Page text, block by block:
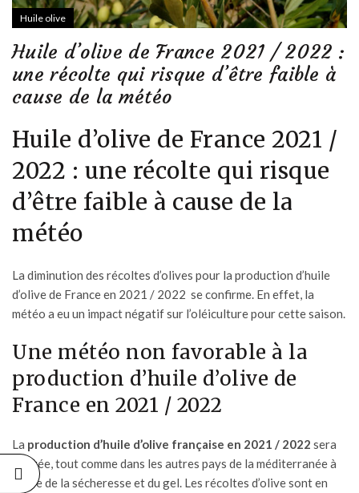
Huile olive
Huile d’olive de France 2021 / 2022 :
une récolte qui risque d’être faible à
cause de la météo
Huile d’olive de France 2021 /
2022 : une récolte qui risque
d’être faible à cause de la
météo
La diminution des récoltes d’olives pour la production d’huile
d’olive de France en 2021 / 2022 se confirme. En effet, la
météo a eu un impact négatif sur l’oléiculture pour cette saison.
Une météo non favorable à la
production d’huile d’olive de
France en 2021 / 2022
La production d’huile d’olive française en 2021 / 2022 sera
altérée, tout comme dans les autres pays de la méditerranée à
cause de la sécheresse et du gel. Les récoltes d’olive sont en